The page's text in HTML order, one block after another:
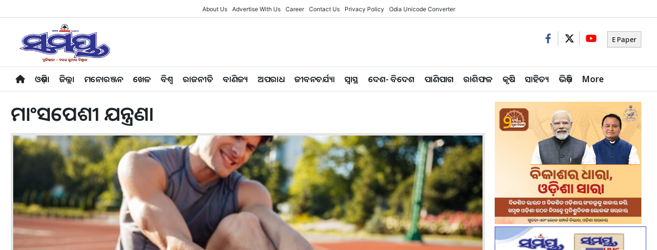
About Us Advertise With Us Career Contact Us Privacy Policy Odia Unicode Converter
E Paper
ଓଡ଼ିଶା ଜିଲ୍ଲା ମନୋରଞ୍ଜନ ଖେଳ ବିଶ୍ବ ରାଜନୀତି ବାଣିଜ୍ୟ ଅପରାଧ ଜୀବନଚର୍ଯ୍ୟା ସ୍ୱାସ୍ଥ ଦେଶ- ବିଦେଶ ପାଣିପାଗ ରାଶିଫଳ କୃଷି ସାହିତ୍ୟ ଭିଡ଼ିଓ More
ମାଂସପେଶୀ ଯନ୍ତ୍ରଣା